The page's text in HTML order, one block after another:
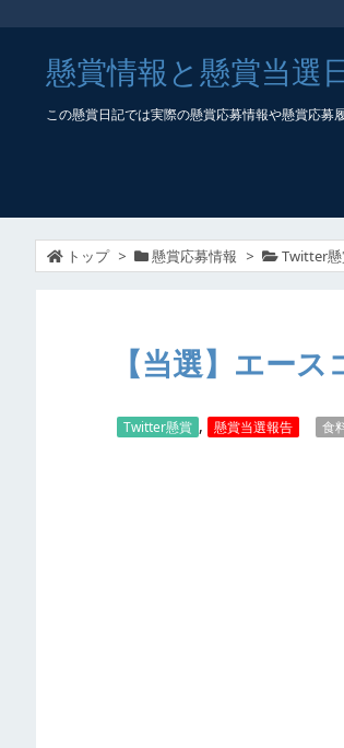
懸賞情報と懸賞当選
この懸賞日記では実際の懸賞応募情報や懸賞応募
トップ > 懸賞応募情報 > Twitter
【当選】エー
Twitter懸賞 , 懸賞当選報告 食